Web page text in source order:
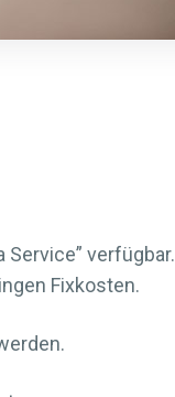
Service” verfügbar.
Fixkosten.